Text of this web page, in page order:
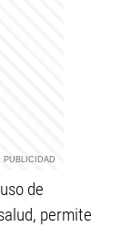
de
permite